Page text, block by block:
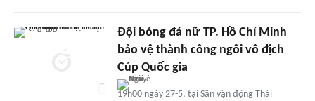
Đội bóng đá nữ TP. Hồ Chí Minh
bảo vệ thành công ngôi vô địch
Cúp Quốc gia
19h00 ngày 27-5, tại Sân vận động Thái